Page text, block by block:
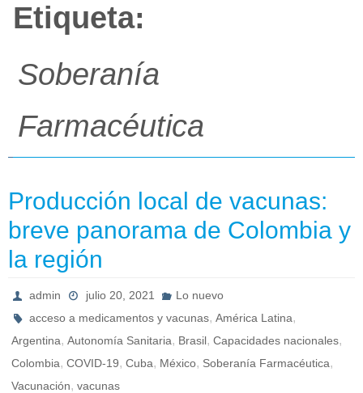
Etiqueta:
Soberanía
Farmacéutica
Producción local de vacunas:
breve panorama de Colombia y
la región
admin julio 20, 2021
Lo nuevo
acceso a medicamentos y vacunas,América Latina,
Argentina, Autonomía Sanitaria, Brasil, Capacidades nacionales,
Colombia, COVID-19, Cuba, México, Soberanía Farmacéutica,
Vacunación, vacunas